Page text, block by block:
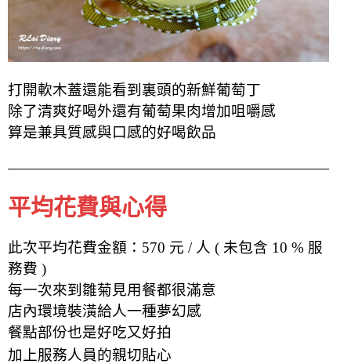
打開軟木蓋還能看到裏頭的新鮮葡萄丁
除了清爽好喝外還有葡萄果肉增加咀嚼感
算是兼具質感與口感的好喝飲品
平均花費與心得
此次平均花費金額：570 元 / 人 ( 未包含 10 % 服
務費 )
每一次來到雛菊見用餐都很滿意
店內環境裝潢給人一種夢幻感
餐點部份也是好吃又好拍
加上服務人員的親切貼心